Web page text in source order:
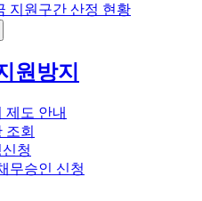
지원구간 산정 현황
원방지
제도 안내
조회
청
무승인 신청